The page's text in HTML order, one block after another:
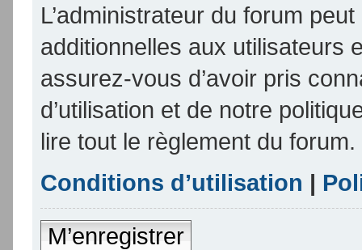
L’administrateur du forum
additionnelles aux utilisateurs
assurez-vous d’avoir pris
d’utilisation et de notre
lire tout le règlement du forum.
Conditions d’utilisation |
M’enregistrer